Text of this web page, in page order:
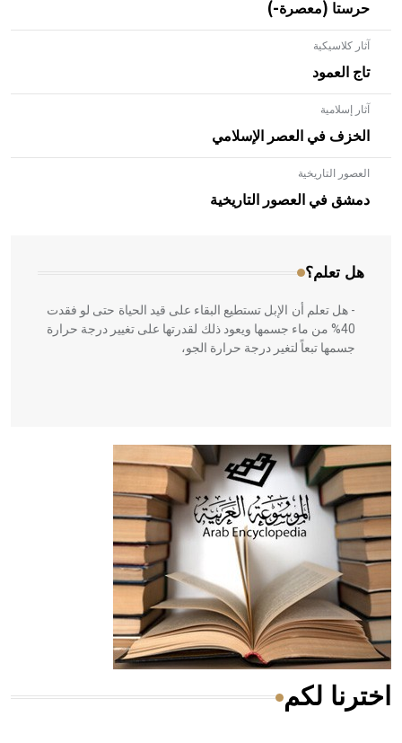
حرستا (معصرة-)
آثار كلاسيكية
تاج العمود
آثار إسلامية
الخزف في العصر الإسلامي
العصور التاريخية
دمشق في العصور التاريخية
هل تعلم؟
- هل تعلم أن الأبلق نوع من الفنون الهندسية التي ارتبطت
بالعمارة الإسلامية في بلاد الشام ومصر خاصة، حيث يحرص
المعمار على بناء مداميكه وخاصة في الواجهات
- هل تعلم أن الإبل تستطيع البقاء على قيد الحياة حتى لو فقدت
40% من ماء جسمها ويعود ذلك لقدرتها على تغيير درجة حرارة
جسمها تبعاً لتغير درجة حرارة الجو،
- هل تعلم أن أبقراط كتب في الطب أربعة مؤلفات هي:
الحكم، الأدلة، تنظيم التغذية، ورسالته في جروح الرأس. ويعود
له الفضل بأنه حرر الطب من الدين والفلسفة.
- هل تعلم أن المرجان إفراز حيواني يتكون في البحر ويتركب
من مادة كربونات الكلسيوم، وهو أحمر أو شديد الحمرة وهو
أجود أنواعه، ويمتاز بكبر الحجم ويسمى الش
هل تعلم أن الأبسيد كلمة فرنسية اللفظ تم اعتمادها مصطلحاً
اخترنا لكم